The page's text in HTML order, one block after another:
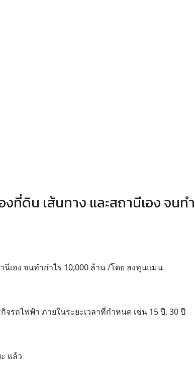
ที่ดิน เส้นทาง และสถานีเอง จนท
เอง จนทำกำไร 10,000 ล้าน /โดย ลงทุนแมน
รถไฟฟ้า ภายในระยะเวลาที่กำหนด เช่น 15 ปี, 30 ปี
แล้ว